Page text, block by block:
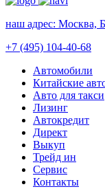
наш адрес: Москва,
+7 (495) 104-40-68
Автомобили
Китайские
Авто для такси
Лизинг
Автокредит
Директ
Выкуп
Трейд ин
Сервис
Контакты